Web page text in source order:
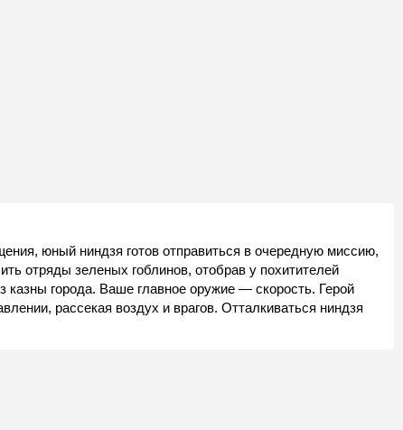
юный ниндзя готов отправиться в очередную миссию,
отряды зеленых гоблинов, отобрав у похитителей
казны города. Ваше главное оружие — скорость. Герой
рассекая воздух и врагов. Отталкиваться ниндзя